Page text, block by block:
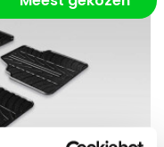
Vergroten